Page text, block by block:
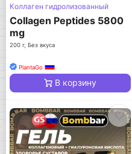
Коллаген гидролизованный
Collagen Peptides 5800
mg
200 г, Без вкуса
PlantaGo
В корзину